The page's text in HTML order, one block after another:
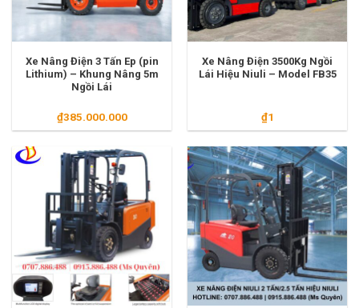
Xe Nâng Điện 3 Tấn Ep (pin
Lithium) – Khung Nâng 5m
Ngồi Lái
₫385.000.000
Xe Nâng Điện 3500Kg Ngồi
Lái Hiệu Niuli – Model FB35
₫1